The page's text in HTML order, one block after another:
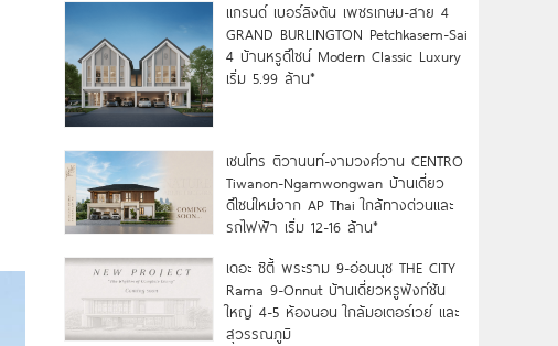
แกรนด์ เบอร์ลิงตัน เพชรเกษม-สาย 4
GRAND BURLINGTON Petchkasem-Sai
4 บ้านหรูดีไซน์ Modern Classic Luxury
เริ่ม 5.99 ล้าน*
เซนโทร ติวานนท์-งามวงศ์วาน CENTRO
Tiwanon-Ngamwongwan บ้านเดี่ยว
ดีไซน์ใหม่จาก AP Thai ใกล้ทางด่วนและ
รถไฟฟ้า เริ่ม 12-16 ล้าน*
เดอะ ซิตี้ พระราม 9-อ่อนนุช THE CITY
Rama 9-Onnut บ้านเดี่ยวหรูฟังก์ชัน
ใหญ่ 4-5 ห้องนอน ใกล้มอเตอร์เวย์ และ
สุวรรณภูมิ